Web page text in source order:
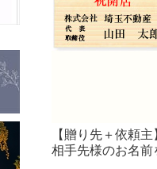
【贈り先＋依頼主
相手先様のお名前